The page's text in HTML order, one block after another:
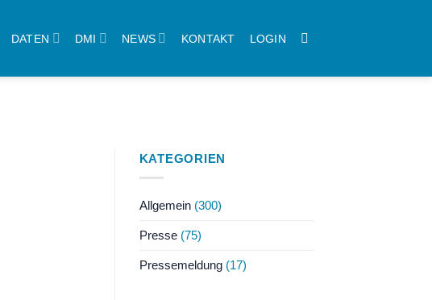
DATEN DMI NEWS KONTAKT LOGIN
KATEGORIEN
Allgemein(300)
Presse(75)
Pressemeldung(17)